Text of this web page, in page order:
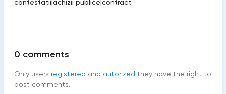
contestatii|achizii publice|contract
0 comments
Only users registered and autorized they have the right to
post comments.